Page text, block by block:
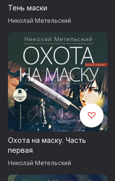
Тень маски
Николай Метельский
Охота на маску. Часть
первая
Николай Метельский